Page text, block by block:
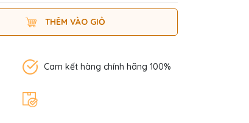
THÊM VÀO GIỎ
Cam kết hàng chính hãng 100%